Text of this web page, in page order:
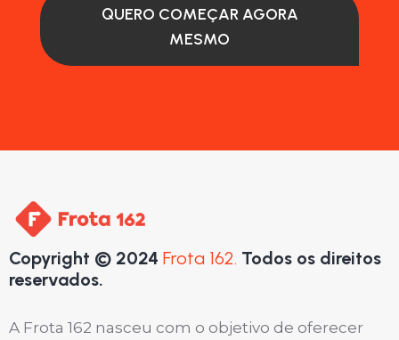
QUERO COMEÇAR AGORA
MESMO
Copyright © 2024 Frota 162. Todos os direitos
reservados.
A Frota 162 nasceu com o objetivo de oferecer